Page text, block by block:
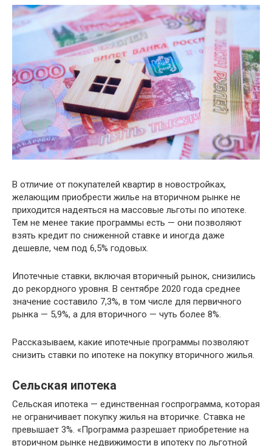
В отличие от покупателей квартир в новостройках,
желающим приобрести жилье на вторичном рынке не
приходится надеяться на массовые льготы по ипотеке.
Тем не менее такие программы есть — они позволяют
взять кредит по сниженной ставке и иногда даже
дешевле, чем под 6,5% годовых.
Ипотечные ставки, включая вторичный рынок, снизились
до рекордного уровня. В сентябре 2020 года среднее
значение составило 7,3%, в том числе для первичного
рынка — 5,9%, а для вторичного — чуть более 8%.
Рассказываем, какие ипотечные программы позволяют
снизить ставки по ипотеке на покупку вторичного жилья.
Сельская ипотека
Сельская ипотека — единственная госпрограмма, которая
не ограничивает покупку жилья на вторичке. Ставка не
превышает 3%. «Программа разрешает приобретение на
вторичном рынке недвижимости в ипотеку по льготной